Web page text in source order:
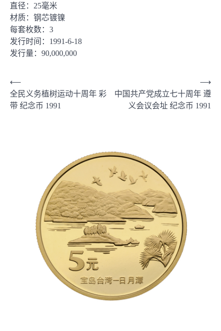
直径：25毫米
材质：钢芯镀镍
每套枚数：3
发行时间：1991-6-18
发行量：90,000,000
文
章
⟵
全民义务植树运动十周年 彩
带 纪念币 1991
中国共产党成立七十周年 遵
义会议会址 纪念币 1991
⟶